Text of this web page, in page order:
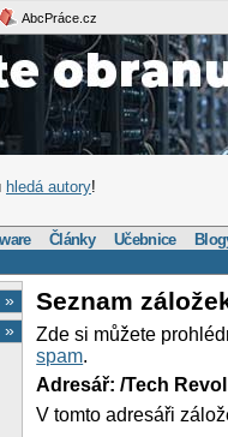
AbcPráce.cz
hledá autory!
Články Učebnice
»
»
Seznam
Zde si můžete
spam.
Adresář: /Tech
V tomto adresáři